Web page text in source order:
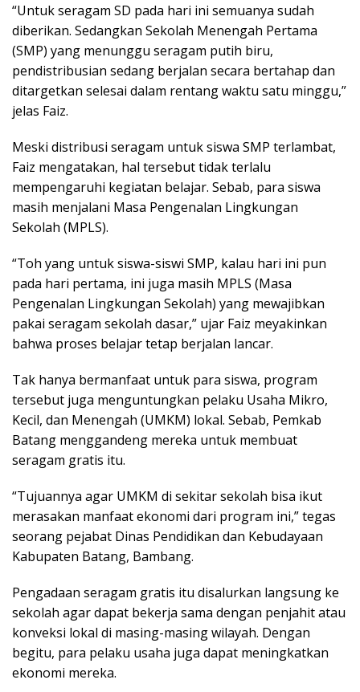
“Untuk seragam SD pada hari ini semuanya sudah
diberikan. Sedangkan Sekolah Menengah Pertama
(SMP) yang menunggu seragam putih biru,
pendistribusian sedang berjalan secara bertahap dan
ditargetkan selesai dalam rentang waktu satu minggu,”
jelas Faiz.
Meski distribusi seragam untuk siswa SMP terlambat,
Faiz mengatakan, hal tersebut tidak terlalu
mempengaruhi kegiatan belajar. Sebab, para siswa
masih menjalani Masa Pengenalan Lingkungan
Sekolah (MPLS).
“Toh yang untuk siswa-siswi SMP, kalau hari ini pun
pada hari pertama, ini juga masih MPLS (Masa
Pengenalan Lingkungan Sekolah) yang mewajibkan
pakai seragam sekolah dasar,” ujar Faiz meyakinkan
bahwa proses belajar tetap berjalan lancar.
Tak hanya bermanfaat untuk para siswa, program
tersebut juga menguntungkan pelaku Usaha Mikro,
Kecil, dan Menengah (UMKM) lokal. Sebab, Pemkab
Batang menggandeng mereka untuk membuat
seragam gratis itu.
“Tujuannya agar UMKM di sekitar sekolah bisa ikut
merasakan manfaat ekonomi dari program ini,” tegas
seorang pejabat Dinas Pendidikan dan Kebudayaan
Kabupaten Batang, Bambang.
Pengadaan seragam gratis itu disalurkan langsung ke
sekolah agar dapat bekerja sama dengan penjahit atau
konveksi lokal di masing-masing wilayah. Dengan
begitu, para pelaku usaha juga dapat meningkatkan
ekonomi mereka.